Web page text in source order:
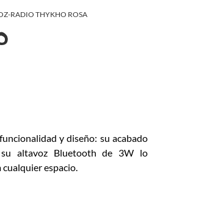
RADIO THYKHO ROSA
y diseño: su acabado
altavoz Bluetooth de 3W lo
espacio.